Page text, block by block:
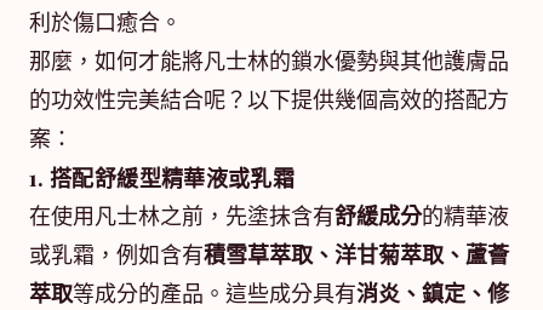
利於傷口癒合。
那麼，如何才能將凡士林的鎖水優勢與其他護膚品
的功效性完美結合呢？以下提供幾個高效的搭配方
案：
1. 搭配舒緩型精華液或乳霜
在使用凡士林之前，先塗抹含有舒緩成分的精華液
或乳霜，例如含有積雪草萃取、洋甘菊萃取、蘆薈
萃取等成分的產品。這些成分具有消炎、鎮定、修